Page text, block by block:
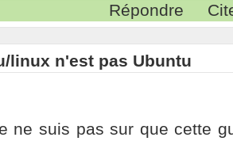
Répondre
linux n'est pas Ubuntu
ne suis pas sur que cette